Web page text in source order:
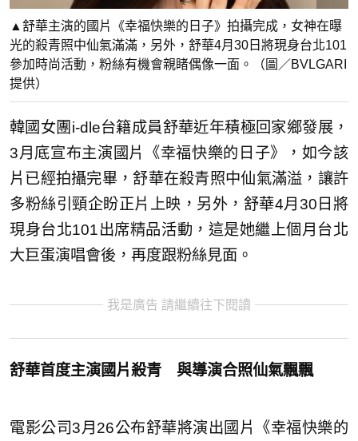
▲舒華主演的國片《幸福快樂的日子》拍攝完成，女神在曝
光的殺青照中仙氣滿滿，另外，舒華4月30日將現身台北101
參加時尚活動，粉絲有機會親睹偶像一面。（圖／BVLGARI
提供）
韓國女團i-dle台籍成員舒華近年積極回家鄉發展，
3月底宣布主演國片《幸福快樂的日子》，如今該
片已經拍攝完畢，舒華在殺青照中仙氣滿溢，讓許
多粉絲引頸企盼正片上映，另外，舒華4月30日將
現身台北101出席精品活動，這是她繼上個月台北
大巨蛋演唱會後，再度跟粉絲見面。
我是廣告 請繼續往下閱讀
舒華首度主演國片殺青 與導演合照仙氣飄飄
電影公司3月26公布舒華將演出國片《幸福快樂的